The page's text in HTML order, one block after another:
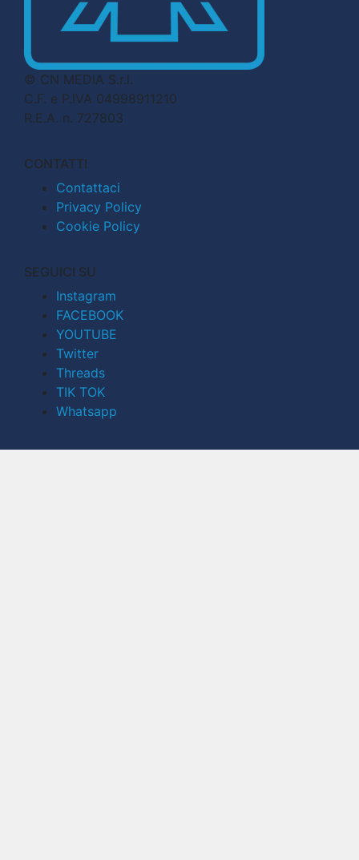
© CN MEDIA S.r.l.
C.F. e P.IVA 04998911210
R.E.A. n. 727803
CONTATTI
Contattaci
Privacy Policy
Cookie Policy
SEGUICI SU
Instagram
FACEBOOK
YOUTUBE
Twitter
Threads
TIK TOK
Whatsapp